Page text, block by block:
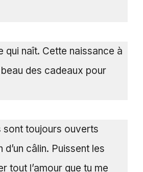
qui naît. Cette naissance à
des cadeaux pour
sont toujours ouverts
d’un câlin. Puissent les
tout l’amour que tu me